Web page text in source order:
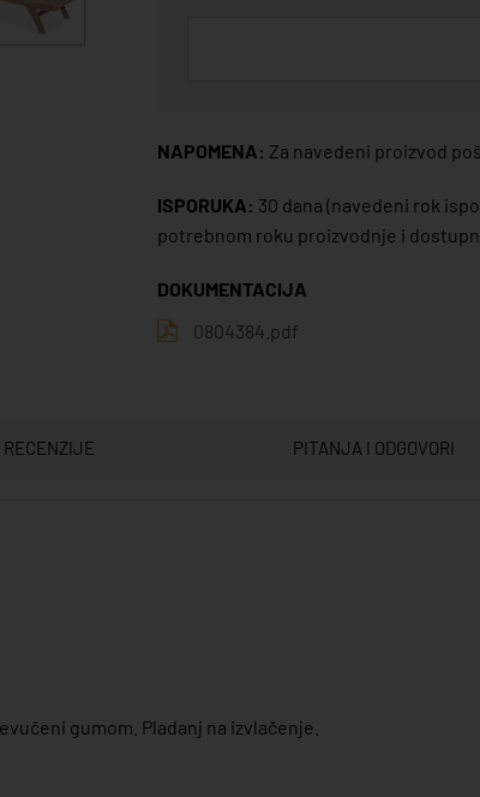
NAPOMENA: Za navedeni proizvod
ISPORUKA: 30 dana (navedeni rok
potrebnom roku proizvodnje i
DOKUMENTACIJA
0804384.pdf
RECENZIJE PITANJA I ODGOVORI
gumom. Pladanj na izvlačenje.